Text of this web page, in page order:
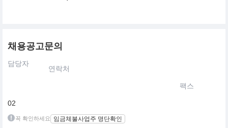
채용공고문의
담당자
연락처
팩스
02
꼭 확인하세요 임금체불사업주 명단확인